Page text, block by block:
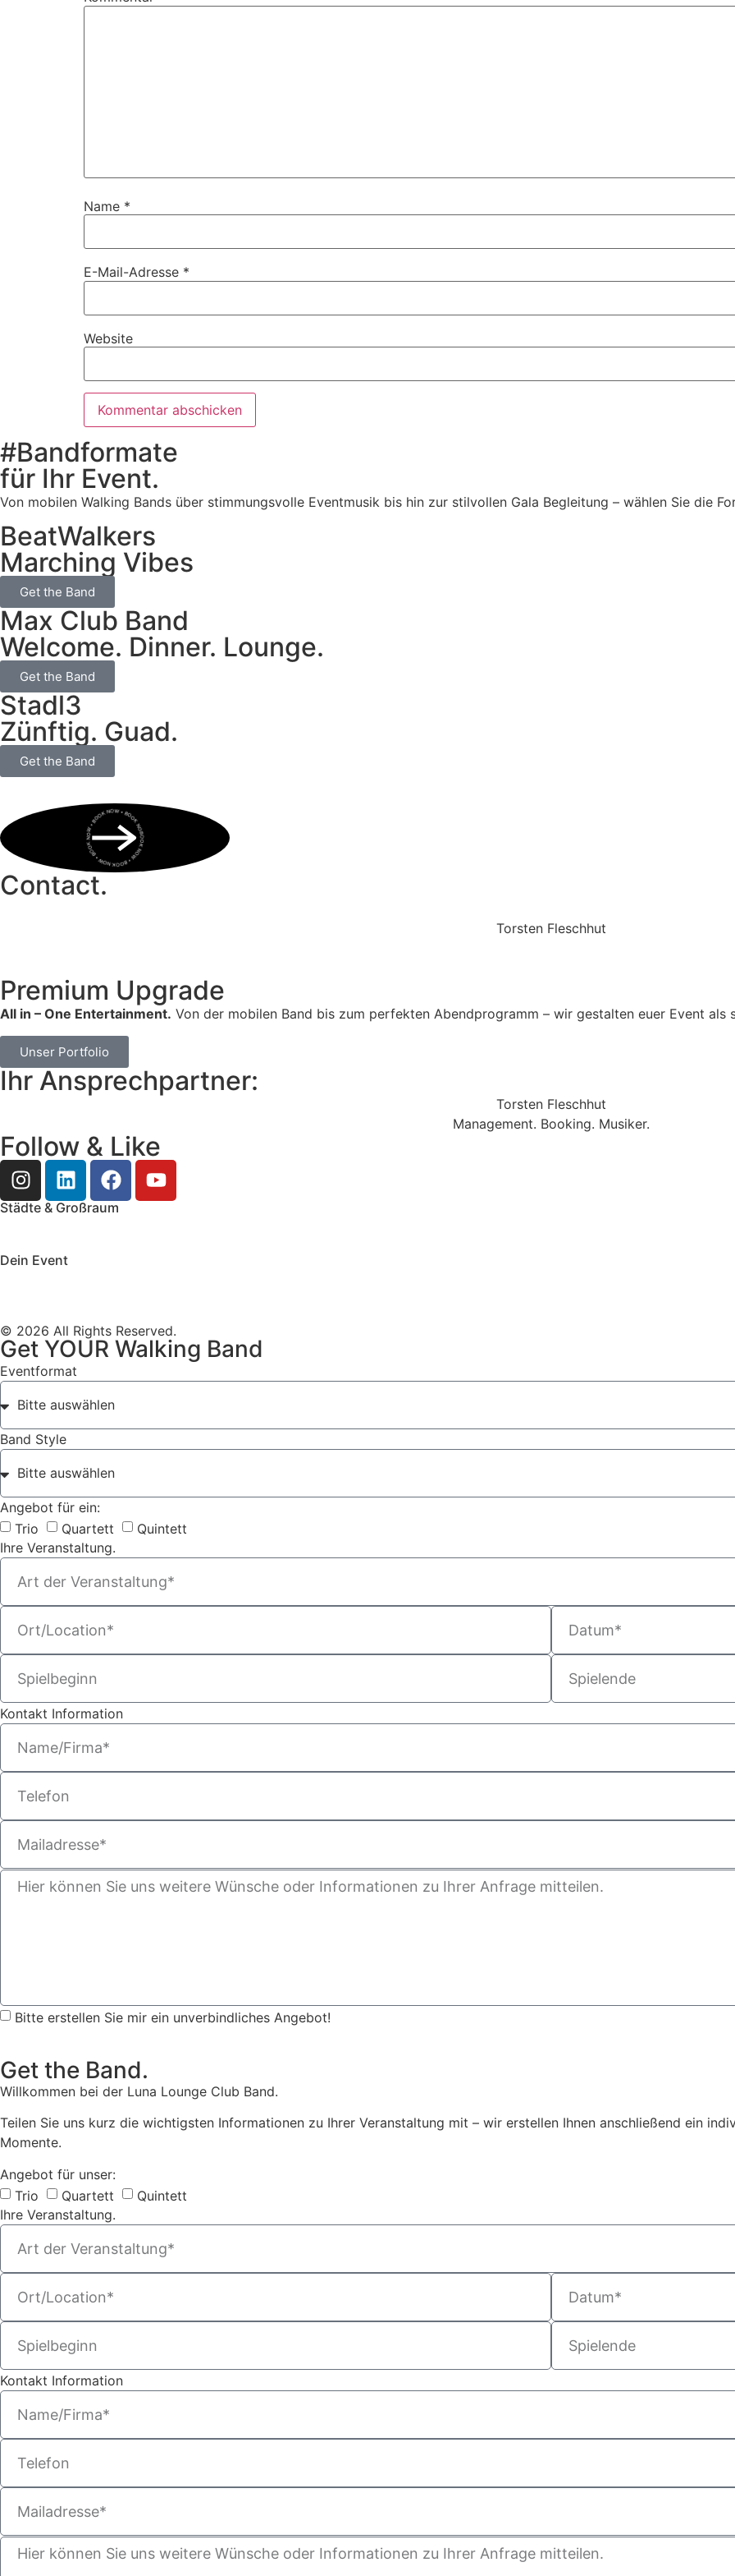
Name *
E-Mail-Adresse *
Website
#Bandformate
für Ihr Event.
Von mobilen Walking Bands über stimmungsvolle Eventmusik bis hin zur stilvollen Gala Begleitung – wählen Sie die
BeatWalkers
Marching Vibes
Get the Band
Max Club Band
Welcome. Dinner. Lounge.
Get the Band
Stadl3
Zünftig. Guad.
Get the Band
BOOK NOW • BOOK NOW • BOOK NOW • BOOK NOW • BOOK NOW •
Contact.
Torsten Fleschhut
Premium Upgrade
All in – One Entertainment. Von der mobilen Band bis zum perfekten Abendprogramm – wir gestalten euer Event als
Unser Portfolio
Ihr Ansprechpartner:
Torsten Fleschhut
Management. Booking. Musiker.
Follow & Like
Städte & Großraum
Dein Event
© 2026 All Rights Reserved.
Get YOUR Walking Band
Eventformat
Band Style
Angebot für ein:
Trio
Quartett
Quintett
Ihre Veranstaltung.
Kontakt Information
Bitte erstellen Sie mir ein unverbindliches Angebot!
Get the Band.
Willkommen bei der Luna Lounge Club Band.
Teilen Sie uns kurz die wichtigsten Informationen zu Ihrer Veranstaltung mit – wir erstellen Ihnen anschließend ein
Momente.
Angebot für unser:
Trio
Quartett
Quintett
Ihre Veranstaltung.
Kontakt Information